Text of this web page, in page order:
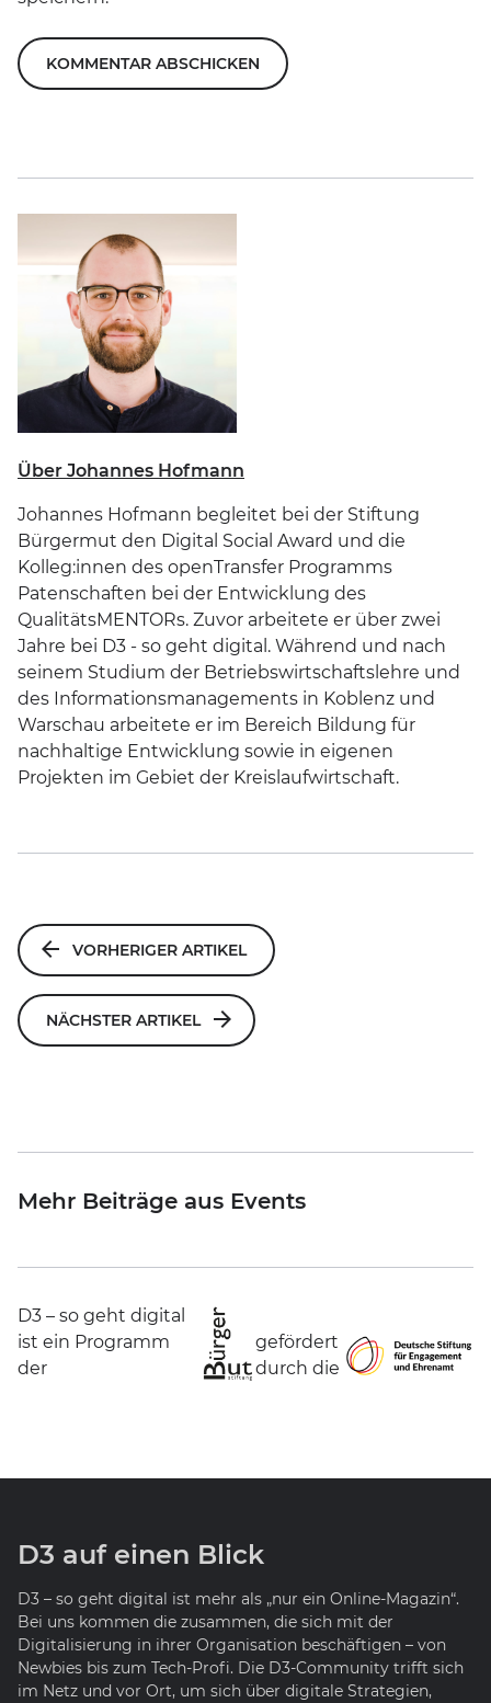
Über Johannes Hofmann
Johannes Hofmann begleitet bei der Stiftung
Bürgermut den Digital Social Award und die
Kolleg:innen des openTransfer Programms
Patenschaften bei der Entwicklung des
QualitätsMENTORs. Zuvor arbeitete er über zwei
Jahre bei D3 - so geht digital. Während und nach
seinem Studium der Betriebswirtschaftslehre und
des Informationsmanagements in Koblenz und
Warschau arbeitete er im Bereich Bildung für
nachhaltige Entwicklung sowie in eigenen
Projekten im Gebiet der Kreislaufwirtschaft.
Beitragsnavigation
VORHERIGER ARTIKEL
NÄCHSTER ARTIKEL
Mehr Beiträge aus Events
D3 – so geht digital
ist ein Programm
der
gefördert
durch die
D3 auf einen Blick
D3 – so geht digital ist mehr als „nur ein Online-Magazin“.
Bei uns kommen die zusammen, die sich mit der
Digitalisierung in ihrer Organisation beschäftigen – von
Newbies bis zum Tech-Profi. Die D3-Community trifft sich
im Netz und vor Ort, um sich über digitale Strategien,